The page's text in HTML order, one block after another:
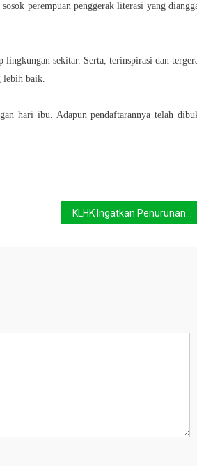
perempuan penggerak literasi yang
lingkungan sekitar. Serta, terinspirasi dan
lebih baik.
hari ibu. Adapun pendaftarannya telah